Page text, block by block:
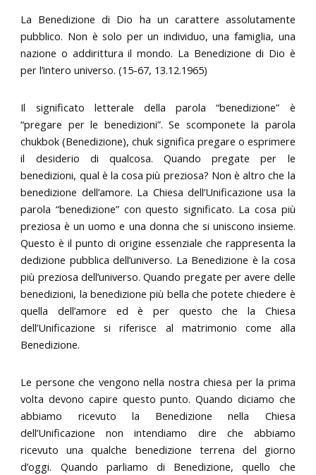
La Benedizione di Dio ha un carattere assolutamente
pubblico. Non è solo per un individuo, una famiglia, una
nazione o addirittura il mondo. La Benedizione di Dio è
per l’intero universo. (15-67, 13.12.1965)
Il significato letterale della parola “benedizione” è
“pregare per le benedizioni”. Se scomponete la parola
chukbok (Benedizione), chuk significa pregare o esprimere
il desiderio di qualcosa. Quando pregate per le
benedizioni, qual è la cosa più preziosa? Non è altro che la
benedizione dell’amore. La Chiesa dell’Unificazione usa la
parola “benedizione” con questo significato. La cosa più
preziosa è un uomo e una donna che si uniscono insieme.
Questo è il punto di origine essenziale che rappresenta la
dedizione pubblica dell’universo. La Benedizione è la cosa
più preziosa dell’universo. Quando pregate per avere delle
benedizioni, la benedizione più bella che potete chiedere è
quella dell’amore ed è per questo che la Chiesa
dell’Unificazione si riferisce al matrimonio come alla
Benedizione.
Le persone che vengono nella nostra chiesa per la prima
volta devono capire questo punto. Quando diciamo che
abbiamo ricevuto la Benedizione nella Chiesa
dell’Unificazione non intendiamo dire che abbiamo
ricevuto una qualche benedizione terrena del giorno
d’oggi. Quando parliamo di Benedizione, quello che